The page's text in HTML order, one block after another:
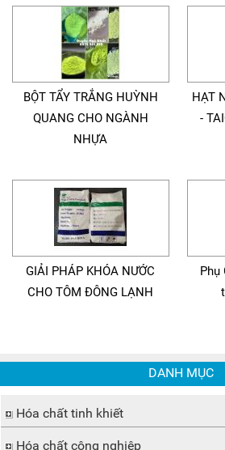
BỘT TẨY TRẮNG HUỲNH
QUANG CHO NGÀNH
NHỰA
HẠT
-
GIẢI PHÁP KHÓA NƯỚC
CHO TÔM ĐÔNG LẠNH
Phụ
DANH MỤC
Hóa chất tinh khiết
Hóa chất công nghiệp